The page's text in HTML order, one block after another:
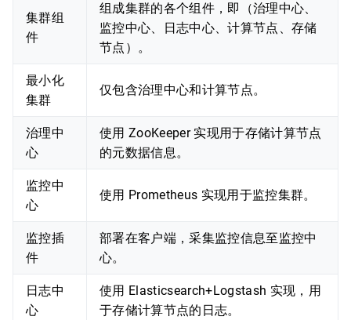
集群组
件
组成集群的各个组件，即（治理中心、
监控中心、日志中心、计算节点、存储
节点）。
最小化
集群
仅包含治理中心和计算节点。
治理中
心
使用 ZooKeeper 实现用于存储计算节点
的元数据信息。
监控中
心
使用 Prometheus 实现用于监控集群。
监控插
件
部署在客户端，采集监控信息至监控中
心。
日志中
心
使用 Elasticsearch+Logstash 实现，用
于存储计算节点的日志。